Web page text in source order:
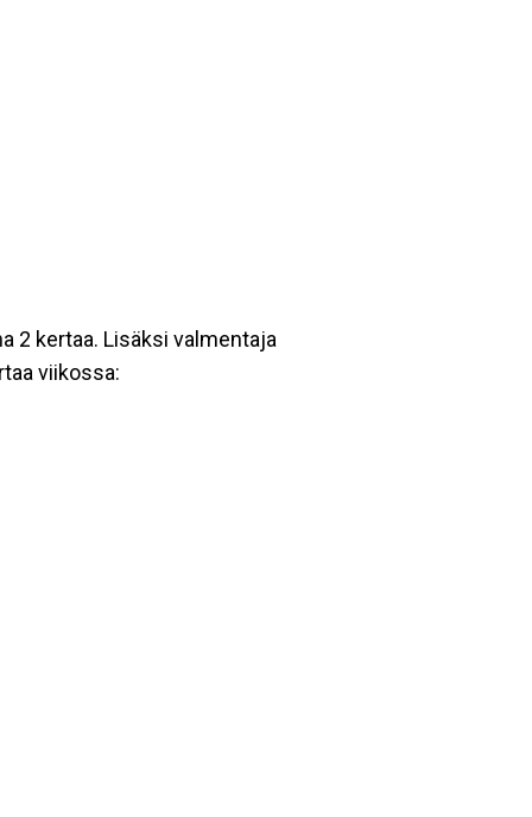
2 kertaa. Lisäksi valmentaja
viikossa: